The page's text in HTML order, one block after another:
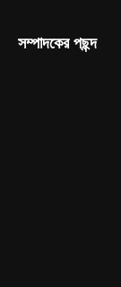
সম্পাদকের পছন্দ